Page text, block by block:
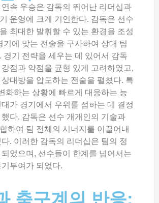
속 우승은 감독의 뛰어난 리더십과
운영에 크게 기인한다. 감독은 선수
최대한 발휘할 수 있는 환경을 조성
기에 맞는 전술을 구사하여 상대 팀
경기 전략을 세우는 데 있어서 감독
점과 약점을 균형 있게 고려하였고,
대방을 압도하는 전술을 펼쳤다. 특
화하는 상황에 빠르게 대응하는 능
가 경기에서 우위를 점하는 데 결정
다. 감독은 선수 개개인의 기술과
하여 팀 전체의 시너지를 이끌어내
. 이러한 감독의 리더십은 팀의 정
었으며, 선수들이 한계를 넘어서는
부여가 되었다.
축구계의 반응: